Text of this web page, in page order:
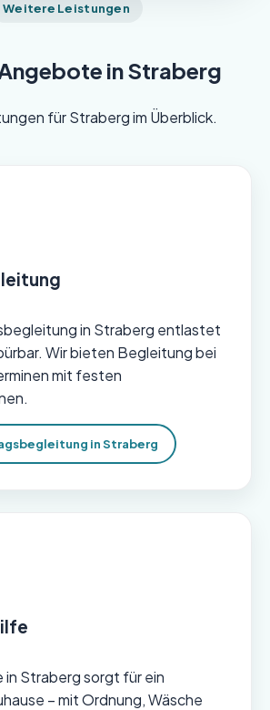
Weitere Leistungen
in Straberg
für Straberg im Überblick.
in Straberg entlastet
Wir bieten Begleitung bei
mit festen
in Straberg
in Straberg sorgt für ein
– mit Ordnung, Wäsche